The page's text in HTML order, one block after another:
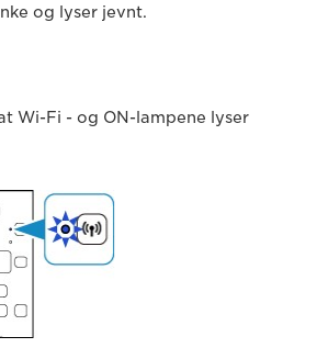
og lyser jevnt.
Wi-Fi - og ON-lampene lyser